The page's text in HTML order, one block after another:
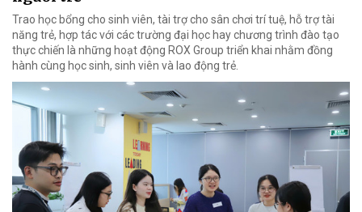
Trao học bổng cho sinh viên, tài trợ cho sân chơi trí tuệ, hỗ trợ tài
năng trẻ, hợp tác với các trường đại học hay chương trình đào tạo
thực chiến là những hoạt động ROX Group triển khai nhằm đồng
hành cùng học sinh, sinh viên và lao động trẻ.